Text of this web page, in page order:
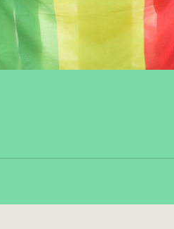
Facebook
Twitter